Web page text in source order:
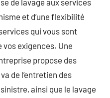
de lavage aux services
et d’une flexibilité
qui vous sont
exigences. Une
propose des
de l’entretien des
ainsi que le lavage